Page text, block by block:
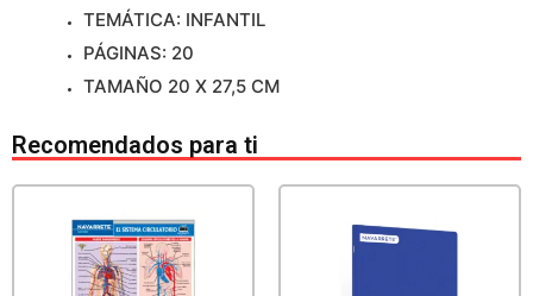
TEMÁTICA: INFANTIL
PÁGINAS: 20
TAMAÑO 20 X 27,5 CM
Recomendados para ti